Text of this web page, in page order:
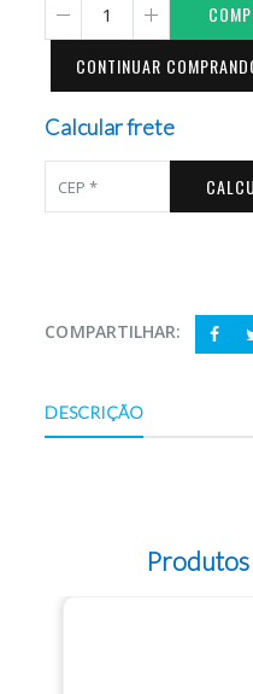
CONTINUAR
Calcular frete
COMPARTILHAR:
DESCRIÇÃO